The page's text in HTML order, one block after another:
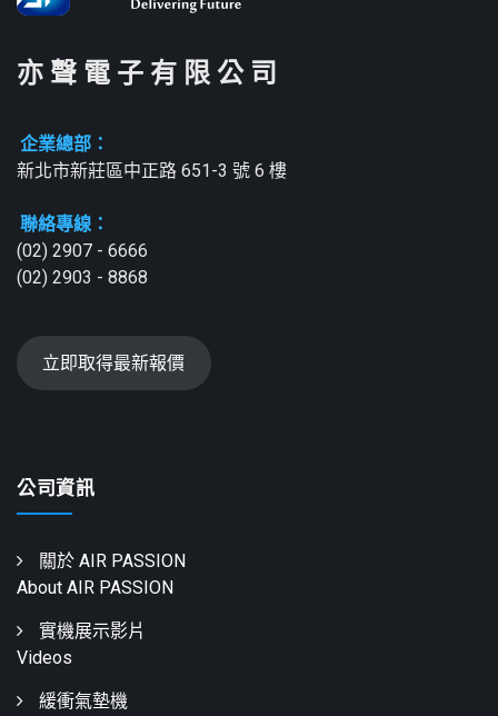
亦 聲 電 子 有 限 公 司
企業總部：
新北市新莊區中正路 651-3 號 6 樓
聯絡專線：
(02) 2907 - 6666
(02) 2903 - 8868
立即取得最新報價
公司資訊
關於 AIR PASSION
About AIR PASSION
實機展示影片
Videos
緩衝氣墊機